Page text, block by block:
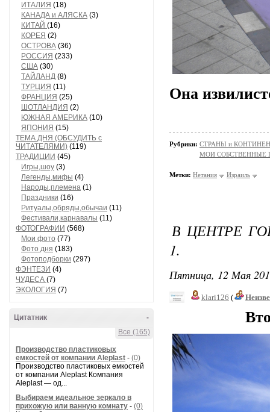
ИТАЛИЯ (18)
КАНАДА и АЛЯСКА (3)
КИТАЙ (16)
КОРЕЯ (2)
ОСТРОВА (36)
РОССИЯ (233)
США (30)
ТАЙЛАНД (8)
ТУРЦИЯ (11)
ФРАНЦИЯ (25)
ШОТЛАНДИЯ (2)
ЮЖНАЯ АМЕРИКА (10)
ЯПОНИЯ (15)
ТЕМА ДНЯ (ОБСУДИТЬ с
ЧИТАТЕЛЯМИ) (119)
ТРАДИЦИИ (45)
Игры,шоу (3)
Легенды,мифы (4)
Народы,племена (1)
Праздники (16)
Ритуалы,обряды,обычаи (11)
Фестивали,карнавалы (11)
ФОТОГРАФИИ (568)
Мои фото (77)
Фото дня (183)
Фотоподборки (297)
ФЭНТЕЗИ (4)
ЧУДЕСА (7)
ЭКОЛОГИЯ (7)
-
Цитатник
Все (165)
Производство пластиковых
емкостей от компании Aleplast - (0)
Производство пластиковых емкостей
от компании Aleplast Компания
Aleplast — од...
Выбираем идеальное зеркало в
прихожую или ванную комнату - (0)
Она
Рубрики: СТРАНЫ и
МОИ СОБСТВЕННЫЕ
Метки: Нетания Израиль
В ЦЕНТРЕ
1.
Пятница, 12 Мая
klari126 (
Вторая